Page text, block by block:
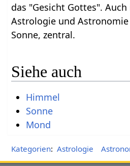
das "Gesicht Gottes".
Astrologie und Astronomie
Sonne, zentral.
Siehe auch
Himmel
Sonne
Mond
Kategorien: Astrologie